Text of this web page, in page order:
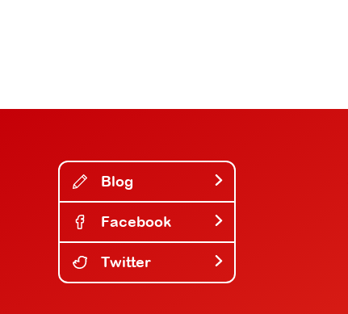
Blog
Facebook
Twitter